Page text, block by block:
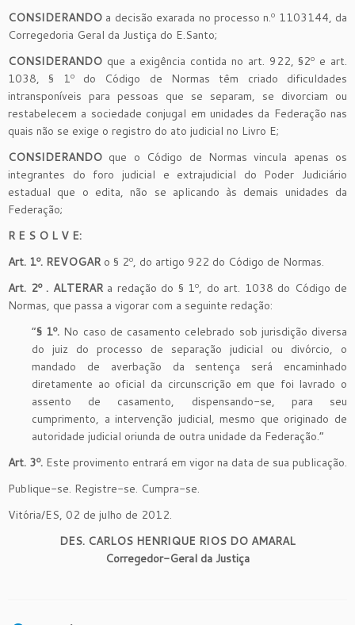
CONSIDERANDO a decisão exarada no processo n.º 1103144, da
Corregedoria Geral da Justiça do E.Santo;
CONSIDERANDO que a exigência contida no art. 922, §2º e art.
1038, § 1º do Código de Normas têm criado dificuldades
intransponíveis para pessoas que se separam, se divorciam ou
restabelecem a sociedade conjugal em unidades da Federação nas
quais não se exige o registro do ato judicial no Livro E;
CONSIDERANDO que o Código de Normas vincula apenas os
integrantes do foro judicial e extrajudicial do Poder Judiciário
estadual que o edita, não se aplicando às demais unidades da
Federação;
R E S O L V E:
Art. 1º. REVOGAR o § 2º, do artigo 922 do Código de Normas.
Art. 2º . ALTERARa redação do § 1º, do art. 1038 do Código de
Normas, que passa a vigorar com a seguinte redação:
“§ 1º. No caso de casamento celebrado sob jurisdição diversa
do juiz do processo de separação judicial ou divórcio, o
mandado de averbação da sentença será encaminhado
diretamente ao oficial da circunscrição em que foi lavrado o
assento de casamento, dispensando-se, para seu
cumprimento, a intervenção judicial, mesmo que originado de
autoridade judicial oriunda de outra unidade da Federação.”
Art. 3º. Este provimento entrará em vigor na data de sua publicação.
Publique-se. Registre-se. Cumpra-se.
Vitória/ES, 02 de julho de 2012.
DES. CARLOS HENRIQUE RIOS DO AMARAL
Corregedor-Geral da Justiça